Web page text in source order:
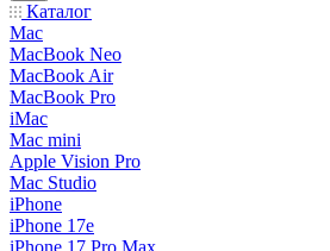
Каталог
Mac
MacBook Neo
MacBook Air
MacBook Pro
iMac
Mac mini
Apple Vision Pro
Mac Studio
iPhone
iPhone 17e
iPhone 17 Pro Max